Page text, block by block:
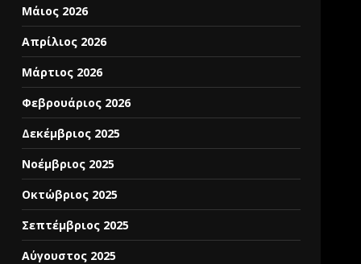
Μάιος 2026
Απρίλιος 2026
Μάρτιος 2026
Φεβρουάριος 2026
Δεκέμβριος 2025
Νοέμβριος 2025
Οκτώβριος 2025
Σεπτέμβριος 2025
Αύγουστος 2025